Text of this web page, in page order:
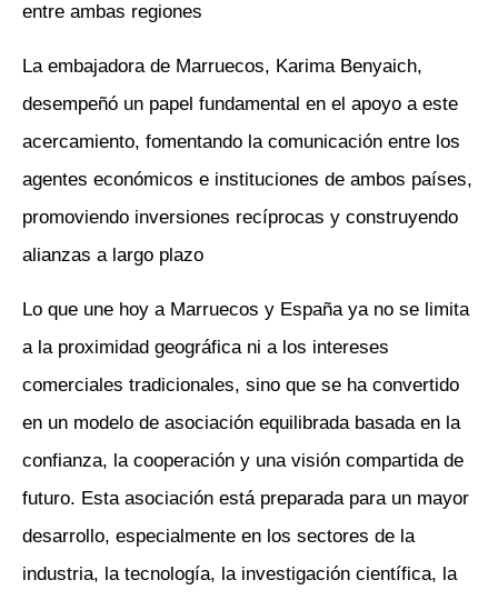
entre ambas regiones
La embajadora de Marruecos, Karima Benyaich,
desempeñó un papel fundamental en el apoyo a este
acercamiento, fomentando la comunicación entre los
agentes económicos e instituciones de ambos países,
promoviendo inversiones recíprocas y construyendo
alianzas a largo plazo
Lo que une hoy a Marruecos y España ya no se limita
a la proximidad geográfica ni a los intereses
comerciales tradicionales, sino que se ha convertido
en un modelo de asociación equilibrada basada en la
confianza, la cooperación y una visión compartida de
futuro. Esta asociación está preparada para un mayor
desarrollo, especialmente en los sectores de la
industria, la tecnología, la investigación científica, la